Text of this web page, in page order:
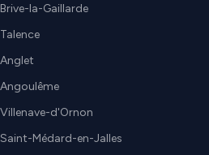
Brive-la-Gaillarde
Talence
Anglet
Angoulême
Villenave-d'Ornon
Saint-Médard-en-Jalles